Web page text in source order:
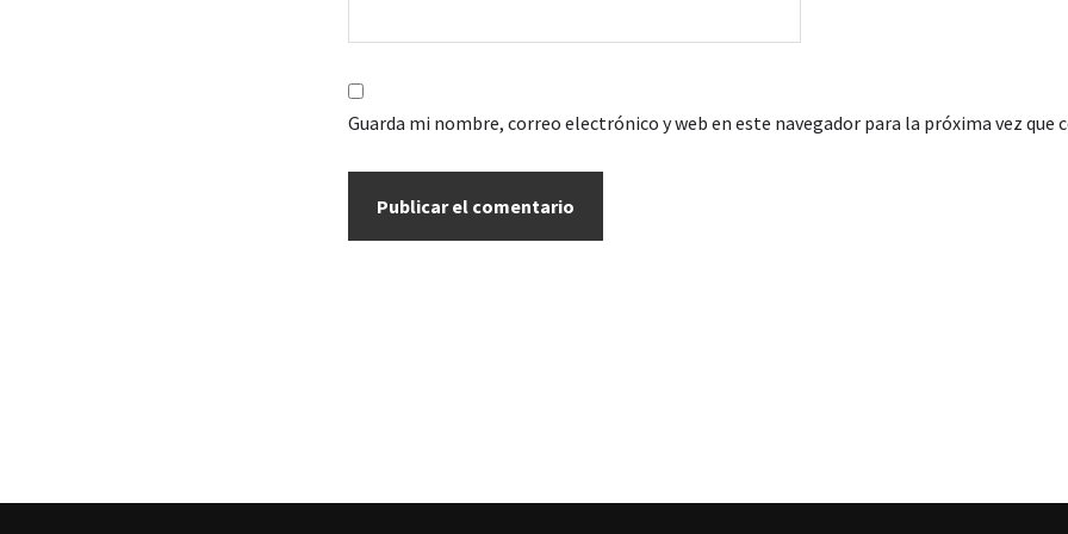
Guarda mi nombre, correo electrónico y web en este navegador para la próxima vez que